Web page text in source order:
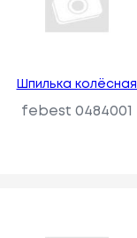
Шпилька колёсная
febest 0484001